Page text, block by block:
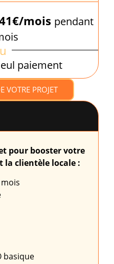
mois pendant
paiement
VOTRE PROJET
pour booster votre
la clientèle locale :
basique